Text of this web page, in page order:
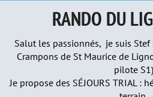
RANDO DU
Salut les passionnés, je suis Stef
Crampons de St Maurice de
pilote
Je propose des SÉJOURS TRIAL :